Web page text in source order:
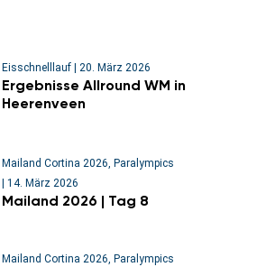
Eisschnelllauf 20. März 2026
Ergebnisse Allround WM in
Heerenveen
Mailand Cortina 2026, Paralympics
14. März 2026
Mailand 2026 | Tag 8
Mailand Cortina 2026, Paralympics